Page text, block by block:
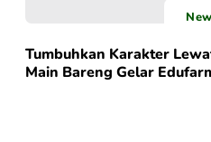
Tumbuhkan Karakter
Main Bareng Gelar